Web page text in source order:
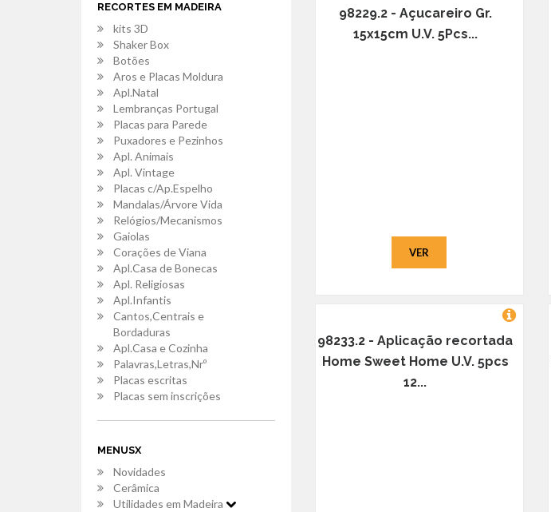
RECORTES EM MADEIRA
kits 3D
Shaker Box
Botões
Aros e Placas Moldura
Apl.Natal
Lembranças Portugal
Placas para Parede
Puxadores e Pezinhos
Apl. Animais
Apl. Vintage
Placas c/Ap.Espelho
Mandalas/Árvore Vida
Relógios/Mecanismos
Gaiolas
Corações de Viana
Apl.Casa de Bonecas
Apl. Religiosas
Apl.Infantis
Cantos,Centrais e
Bordaduras
Apl.Casa e Cozinha
Palavras,Letras,Nrº
Placas escritas
Placas sem inscrições
MENUSX
Novidades
Cerâmica
Utilidades em Madeira
98229.2 - Açucareiro Gr.
15x15cm U.V. 5Pcs...
VER
98233.2 - Aplicação recortada
Home Sweet Home U.V. 5pcs
12...